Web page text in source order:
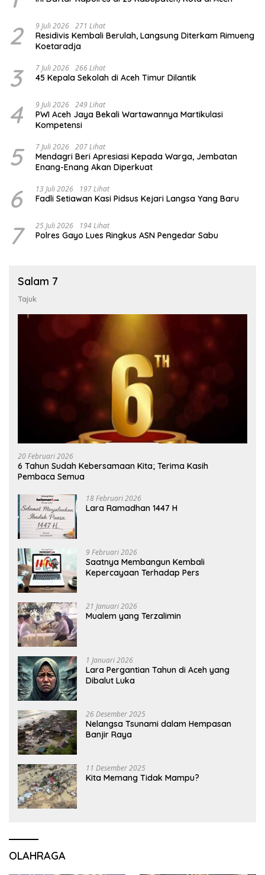
2 9 Juli 2026 271 Lihat
Residivis Kembali Berulah, Langsung Diterkam Rimueng
Koetaradja
3 7 Juli 2026 266 Lihat
45 Kepala Sekolah di Aceh Timur Dilantik
4 9 Juli 2026 249 Lihat
PWI Aceh Jaya Bekali Wartawannya Martikulasi
Kompetensi
5 7 Juli 2026 207 Lihat
Mendagri Beri Apresiasi Kepada Warga, Jembatan
Enang-Enang Akan Diperkuat
6 13 Juli 2026 197 Lihat
Fadli Setiawan Kasi Pidsus Kejari Langsa Yang Baru
7 25 Juli 2026 194 Lihat
Polres Gayo Lues Ringkus ASN Pengedar Sabu
Salam 7
Tajuk
20 Februari 2026
6 Tahun Sudah Kebersamaan Kita; Terima Kasih
Pembaca Semua
18 Februari 2026
Lara Ramadhan 1447 H
9 Februari 2026
Saatnya Membangun Kembali
Kepercayaan Terhadap Pers
21 Januari 2026
Mualem yang Terzalimin
1 Januari 2026
Lara Pergantian Tahun di Aceh yang
Dibalut Luka
26 Desember 2025
Nelangsa Tsunami dalam Hempasan
Banjir Raya
11 Desember 2025
Kita Memang Tidak Mampu?
OLAHRAGA